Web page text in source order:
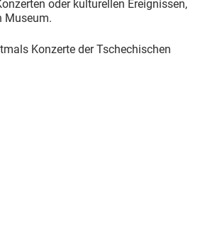
oder kulturellen Ereignissen,
Museum.
Konzerte der Tschechischen